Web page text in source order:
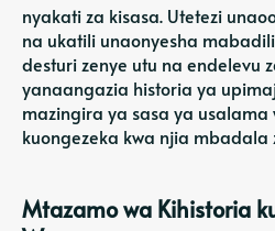
nyakati za kisasa. Utetezi
na ukatili unaonyesha
desturi zenye utu na endelevu
yanaangazia historia ya
mazingira ya sasa ya usalama
kuongezeka kwa njia mbadala
Mtazamo wa Kihistoria